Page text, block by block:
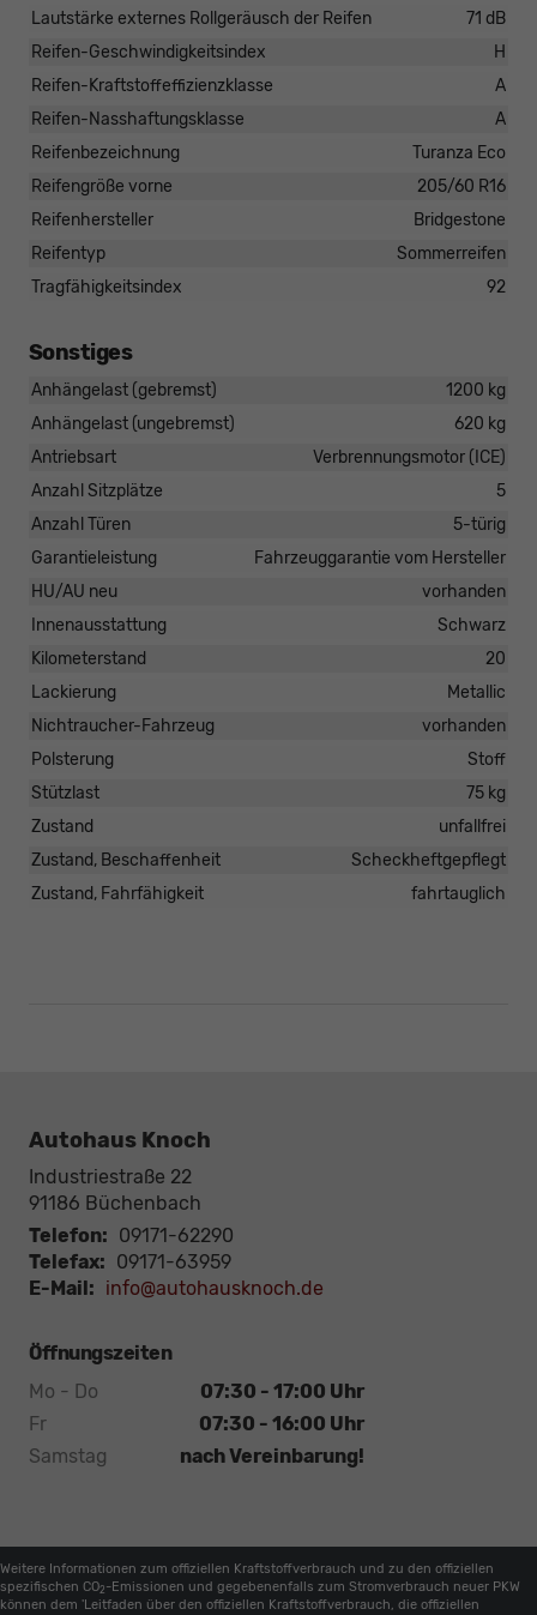
Lautstärke externes Rollgeräusch der Reifen
71 dB
Reifen-Geschwindigkeitsindex
H
Reifen-Kraftstoffeffizienzklasse
A
Reifen-Nasshaftungsklasse
A
Reifenbezeichnung
Turanza Eco
Reifengröße vorne
205/60 R16
Reifenhersteller
Bridgestone
Reifentyp
Sommerreifen
Tragfähigkeitsindex
92
Sonstiges
Anhängelast (gebremst)
1200 kg
Anhängelast (ungebremst)
620 kg
Antriebsart
Verbrennungsmotor (ICE)
Anzahl Sitzplätze
5
Anzahl Türen
5-türig
Garantieleistung
Fahrzeuggarantie vom Hersteller
HU/AU neu
vorhanden
Innenausstattung
Schwarz
Kilometerstand
20
Lackierung
Metallic
Nichtraucher-Fahrzeug
vorhanden
Polsterung
Stoff
Stützlast
75 kg
Zustand
unfallfrei
Zustand, Beschaffenheit
Scheckheftgepflegt
Zustand, Fahrfähigkeit
fahrtauglich
Autohaus Knoch
Industriestraße 22
91186 Büchenbach
Telefon: 09171-62290
Telefax: 09171-63959
E-Mail: info@autohausknoch.de
Öffnungszeiten
Mo - Do
07:30 - 17:00 Uhr
Fr
07:30 - 16:00 Uhr
Samstag
nach Vereinbarung!
Weitere Informationen zum offiziellen Kraftstoffverbrauch und zu den offiziellen
spezifischen CO2 -Emissionen und gegebenenfalls zum Stromverbrauch neuer PKW
können dem 'Leitfaden über den offiziellen Kraftstoffverbrauch, die offiziellen